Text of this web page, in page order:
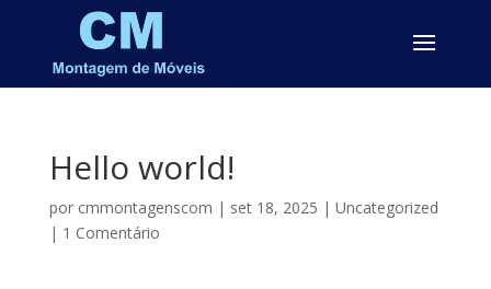
Hello world!
por cmmontagenscom | set 18, 2025 | Uncategorized
| 1 Comentário